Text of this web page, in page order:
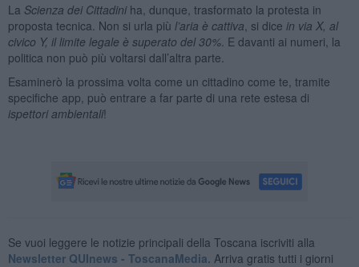
La Scienza dei Cittadiniha, dunque, trasformato la protesta in
proposta tecnica. Non si urla più l’aria è cattiva , si dice in via X, al
civico Y, il limite legale è superato del 30%. E davanti ai numeri, la
politica non può più voltarsi dall’altra parte.
Esaminerò la prossima volta come un cittadino come te, tramite
specifiche app, può entrare a far parte di una rete estesa di
ispettori ambientali!
Se vuoi leggere le notizie principali della Toscana iscriviti alla
Newsletter QUInews - ToscanaMedia. Arriva gratis tutti i giorni